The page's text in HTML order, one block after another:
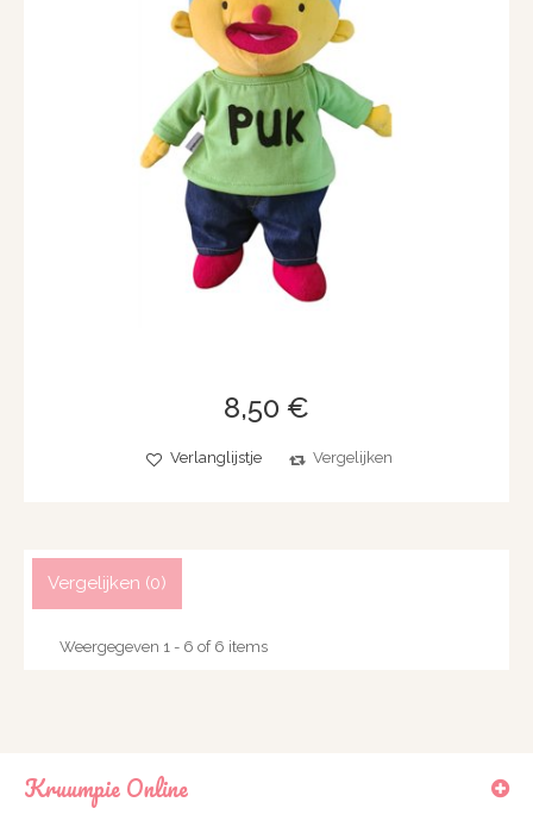
8,50 €
Verlanglijstje Vergelijken
Vergelijken (0)
Weergegeven 1 - 6 of 6 items
Kruumpie Online